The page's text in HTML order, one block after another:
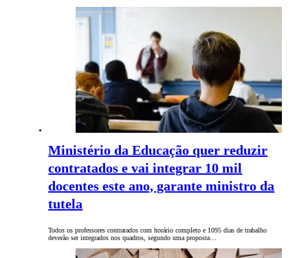
Ministério da Educação quer reduzir
contratados e vai integrar 10 mil
docentes este ano, garante ministro da
tutela
Todos os professores contratados com horário completo e 1095 dias de trabalho
deverão ser integrados nos quadros, segundo uma proposta…